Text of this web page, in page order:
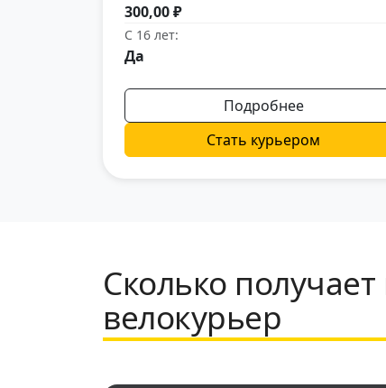
300,00 ₽
С 16 лет:
Да
Подробнее
Стать курьером
Сколько
велокурьер